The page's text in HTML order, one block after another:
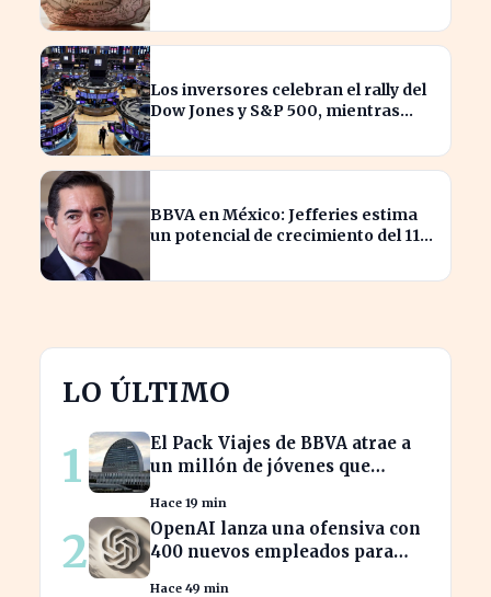
Los inversores celebran el rally del
Dow Jones y S&P 500, mientras
BBVA en México: Jefferies estima
un potencial de crecimiento del 11%
LO ÚLTIMO
1
El Pack Viajes de BBVA atrae a
un millón de jóvenes que
extranjero
Hace 19 min
2
OpenAI lanza una ofensiva con
400 nuevos empleados para
Hace 49 min